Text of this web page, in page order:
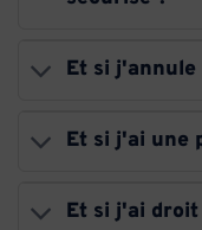
Et si j'annule
Et si j'ai une
Et si j'ai